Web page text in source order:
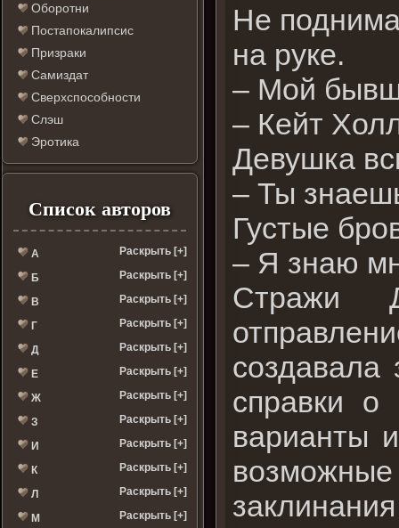
Оборотни
Постапокалипсис
Призраки
Самиздат
Сверхспособности
Слэш
Эротика
Список авторов
А Раскрыть [+]
Б Раскрыть [+]
В Раскрыть [+]
Г Раскрыть [+]
Д Раскрыть [+]
Е Раскрыть [+]
Ж Раскрыть [+]
З Раскрыть [+]
И Раскрыть [+]
К Раскрыть [+]
Л Раскрыть [+]
М Раскрыть [+]
Не
на руке.
– Мой
– Кейт
Девушка
– Ты
Густые
– Я знаю
Стражи
создавала
справки
варианты